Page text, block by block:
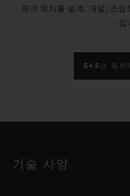
량과 워치를 설계, 개발, 조
입
5+5년 워런
기술 사양